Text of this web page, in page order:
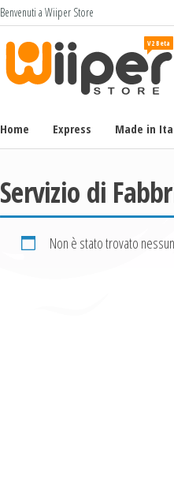
Benvenuti a Wiiper Store
Home Express Made in
Servizio di
Non è stato trovato